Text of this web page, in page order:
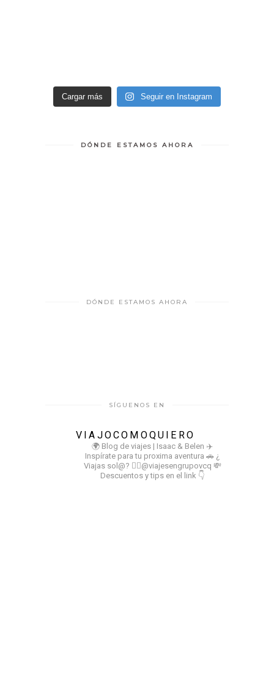
Cargar más Seguir en Instagram
DÓNDE ESTAMOS AHORA
DÓNDE ESTAMOS AHORA
SÍGUENOS EN
VIAJOCOMOQUIERO
🌍 Blog de viajes | Isaac & Belen ✈️
Inspírate para tu proxima aventura 🚗 ¿
Viajas sol@? 👉🏻@viajesengrupovcq 💸
Descuentos y tips en el link 👇